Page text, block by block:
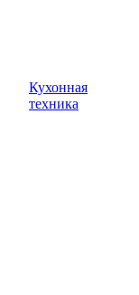
Кухонная
техника